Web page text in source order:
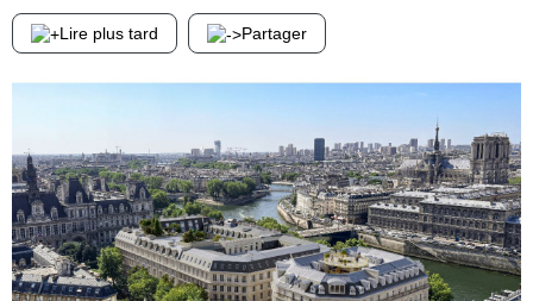
Lire plus tard Partager